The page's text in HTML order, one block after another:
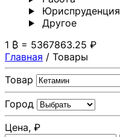
Юриспруденция
Другoе
1 ₿ = 5367863.25 ₽
Главная / Товары
Товар
Город
Цена, ₽